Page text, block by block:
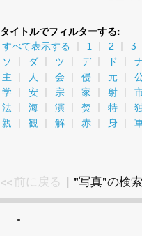
タイトルでフィルターする:
すべて表示する
1 2 3
ソ
ダ ツ デ ド
主
人 会 侵 元
学
安 宗 家 射
法
海 演 焚 特
親
観 解 赤 身
<< 前に戻る "写真"の検